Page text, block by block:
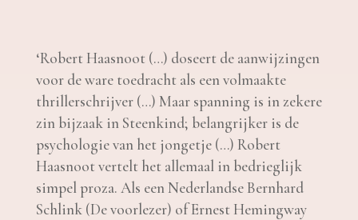
‘Robert Haasnoot (…) doseert de aanwijzingen
voor de ware toedracht als een volmaakte
thrillerschrijver (…) Maar spanning is in zekere
zin bijzaak in Steenkind; belangrijker is de
psychologie van het jongetje (…) Robert
Haasnoot vertelt het allemaal in bedrieglijk
simpel proza. Als een Nederlandse Bernhard
Schlink (De voorlezer) of Ernest Hemingway